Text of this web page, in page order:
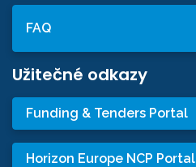
FAQ
Užitečné odkazy
Funding & Tenders Portal
Horizon Europe NCP Portal